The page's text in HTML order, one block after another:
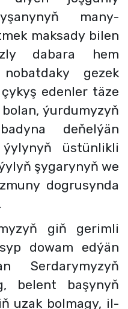
many-
maksady bilen
dabara hem
gezek
edenler täze
ýurdumyzyň
deňelýän
üstünlikli
şygarynyň we
dogrusynda
giň gerimli
dowam edýän
Serdarymyzyň
belent başynyň
uzak bolmagy, il-